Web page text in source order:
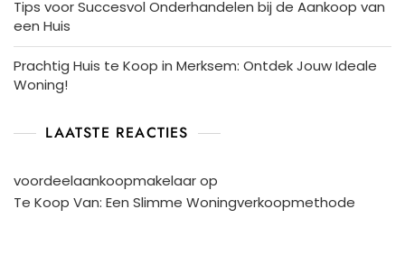
Tips voor Succesvol Onderhandelen bij de Aankoop van
een Huis
Prachtig Huis te Koop in Merksem: Ontdek Jouw Ideale
Woning!
LAATSTE REACTIES
voordeelaankoopmakelaarop
Te Koop Van: Een Slimme Woningverkoopmethode